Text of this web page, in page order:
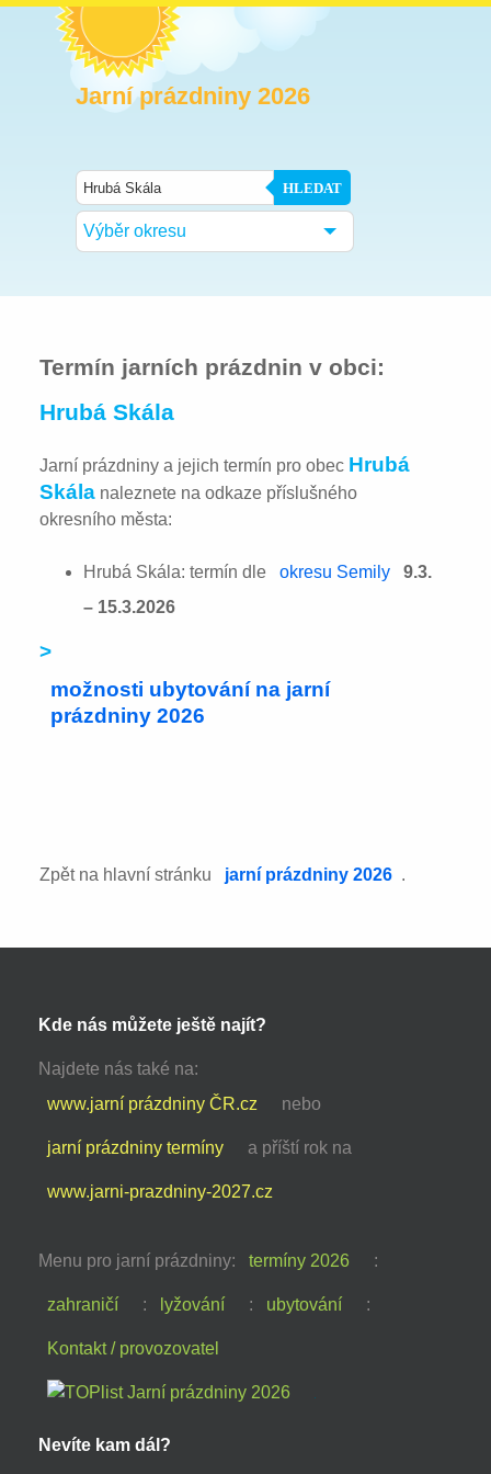
Jarní prázdniny 2026
HLEDAT
Výběr okresu
Termín jarních prázdnin v obci:
Hrubá Skála
Jarní prázdniny a jejich termín pro obec Hrubá
Skála naleznete na odkaze příslušného
okresního města:
Hrubá Skála: termín dle okresu Semily
9.3.
– 15.3.2026
>
možnosti ubytování na jarní
prázdniny 2026
Zpět na hlavní stránku jarní prázdniny 2026 .
Kde nás můžete ještě najít?
Najdete nás také na:
www.jarní prázdniny ČR.cz
nebo
jarní prázdniny termíny a příští rok na
www.jarni-prazdniny-2027.cz
Menu pro jarní prázdniny: termíny 2026 :
zahraničí : lyžování : ubytování :
Kontakt / provozovatel
Nevíte kam dál?